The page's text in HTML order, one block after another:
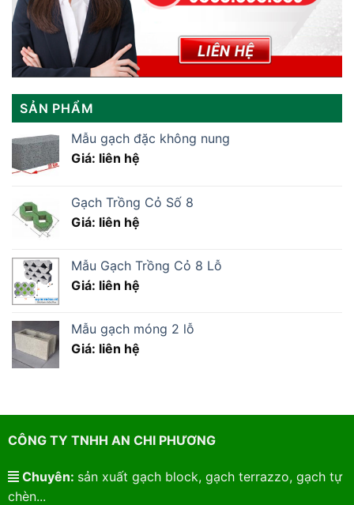
SẢN PHẨM
Mẫu gạch đặc không nung
Giá: liên hệ
Gạch Trồng Cỏ Số 8
Giá: liên hệ
Mẫu Gạch Trồng Cỏ 8 Lỗ
Giá: liên hệ
Mẫu gạch móng 2 lỗ
Giá: liên hệ
CÔNG TY TNHH AN CHI PHƯƠNG
Chuyên: sản xuất gạch block, gạch terrazzo, gạch tự
chèn...